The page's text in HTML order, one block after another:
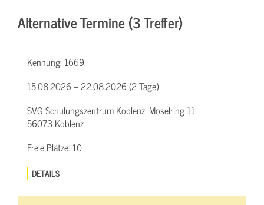
Alternative Termine (3 Treffer)
Kennung: 1669
15.08.2026 – 22.08.2026 (2 Tage)
SVG Schulungszentrum Koblenz, Moselring 11,
56073 Koblenz
Freie Plätze: 10
DETAILS